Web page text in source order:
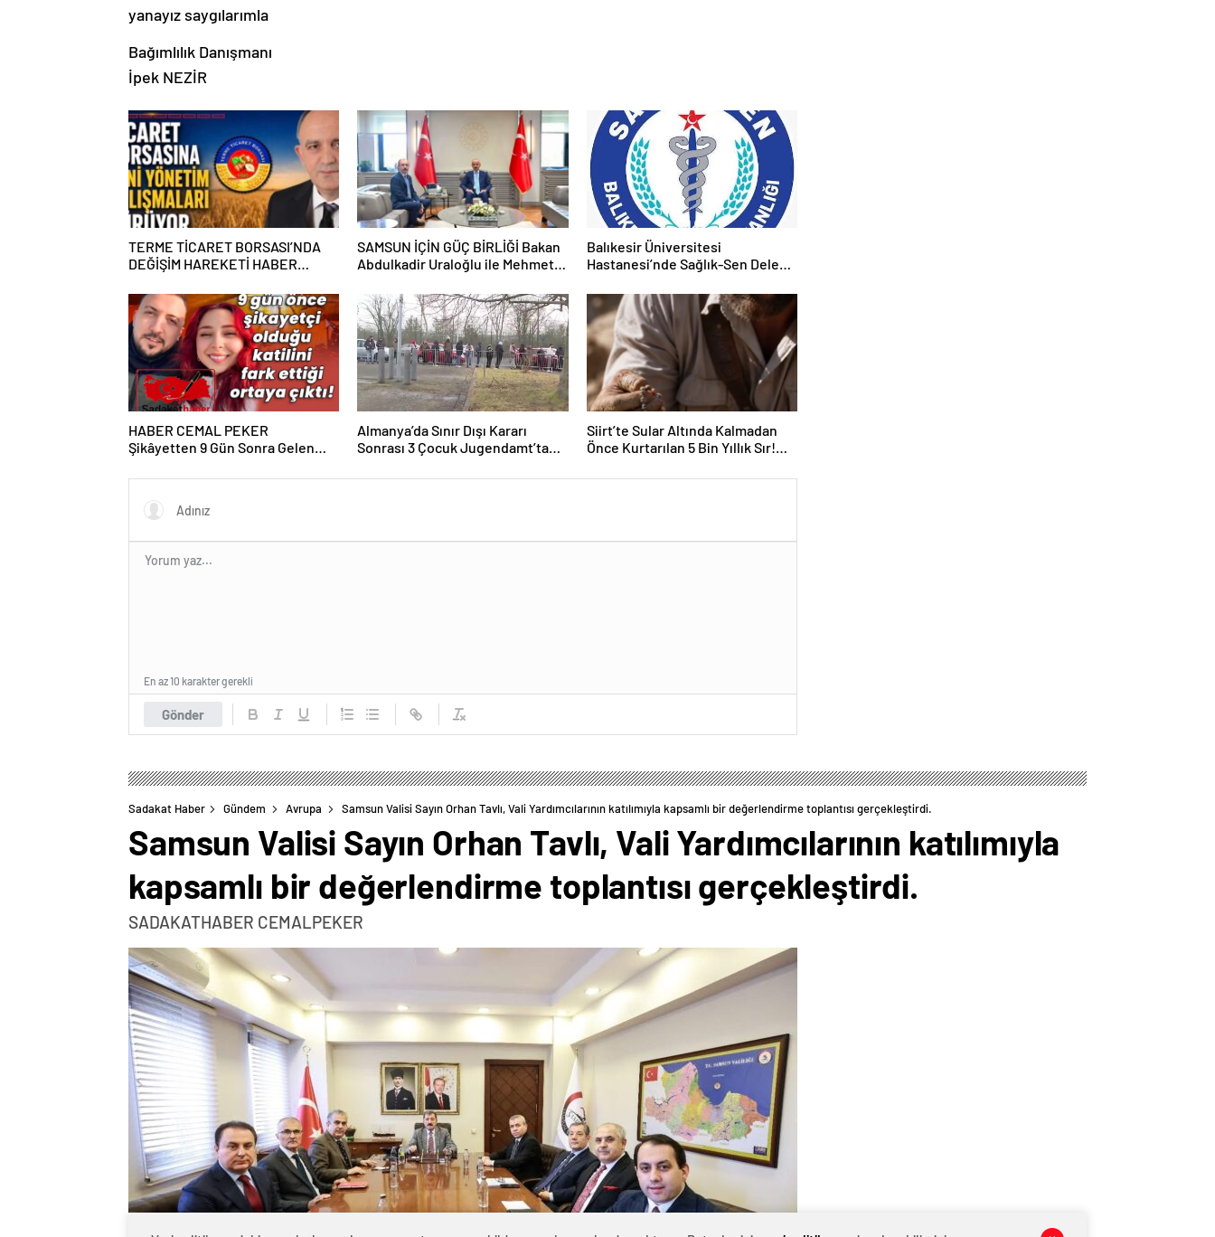
yanayız saygılarımla
Bağımlılık Danışmanı
İpek NEZİR
TERME TİCARET BORSASI’NDA
DEĞİŞİM HAREKETİ HABER
SAMSUN İÇİN GÜÇ BİRLİĞİ Bakan
Abdulkadir Uraloğlu ile Mehmet
Ortak Mesaj
Balıkesir Üniversitesi
Hastanesi’nde Sağlık-Sen Delege
Mesajı Verildi
HABER CEMAL PEKER
Şikâyetten 9 Gün Sonra Gelen
Kararına Rağmen Hayatını
Haber Medya
Almanya’da Sınır Dışı Kararı
Sonrası 3 Çocuk Jugendamt’ta
Yıldız
Siirt’te Sular Altında Kalmadan
Önce Kurtarılan 5 Bin Yıllık Sır!
Çocuk Mezarları Tarihe Işık Tuttu
Gönder
En az 10 karakter gerekli
Sadakat Haber Gündem Avrupa Samsun Valisi Sayın Orhan Tavlı, Vali Yardımcılarının katılımıyla kapsamlı bir değerlendirme toplantısı gerçekleştirdi.
Samsun Valisi Sayın Orhan Tavlı, Vali Yardımcılarının katılımıyla
kapsamlı bir değerlendirme toplantısı gerçekleştirdi.
SADAKATHABER CEMALPEKER